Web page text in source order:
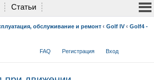
Статьи
обслуживание и ремонт ‹ Golf IV ‹ Golf4 -
FAQ Регистрация Вход